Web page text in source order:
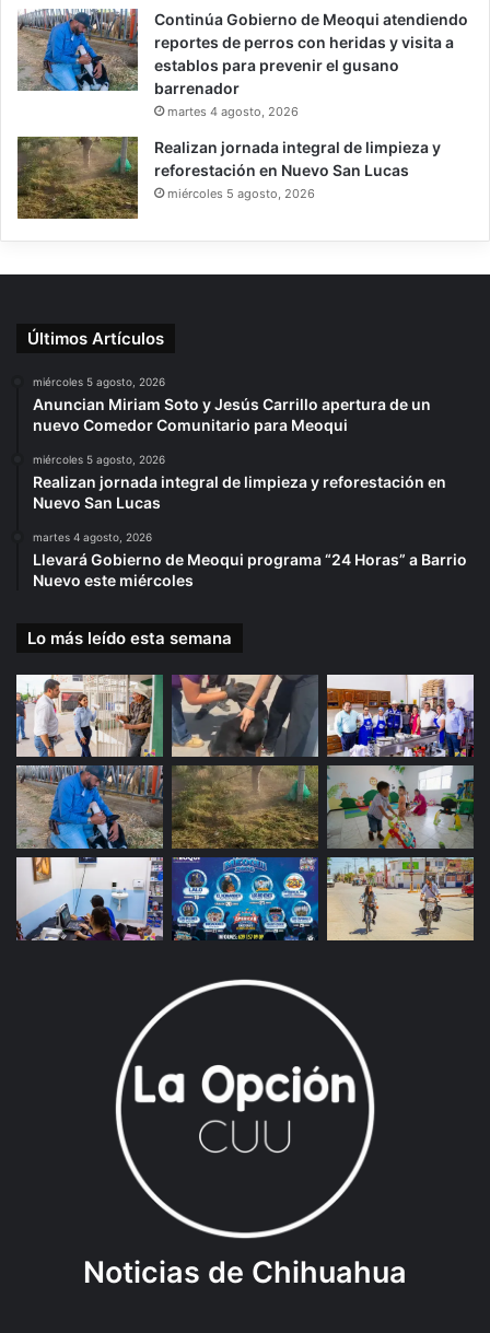
Continúa Gobierno de Meoqui atendiendo
reportes de perros con heridas y visita a
establos para prevenir el gusano
barrenador
martes 4 agosto, 2026
Realizan jornada integral de limpieza y
reforestación en Nuevo San Lucas
miércoles 5 agosto, 2026
Últimos Artículos
miércoles 5 agosto, 2026
Anuncian Miriam Soto y Jesús Carrillo apertura de un
nuevo Comedor Comunitario para Meoqui
miércoles 5 agosto, 2026
Realizan jornada integral de limpieza y reforestación en
Nuevo San Lucas
martes 4 agosto, 2026
Llevará Gobierno de Meoqui programa “24 Horas” a Barrio
Nuevo este miércoles
Lo más leído esta semana
Noticias de Chihuahua